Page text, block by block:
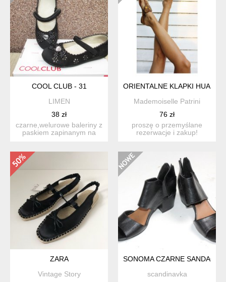
COOL CLUB - 31
LIMEN
38 zł
czarne,welurowe baleriny z
paskiem zapinanym na
ORIENTALNE KLAPKI
Mademoiselle Patrini
76 zł
proszę o przemyślane
rezerwacje i zakup!
ZARA
Vintage Story
SONOMA CZARNE SANDAŁKI
scandinavka